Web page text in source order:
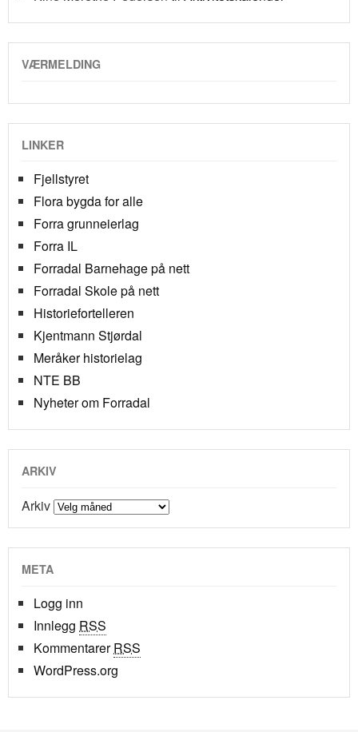
VÆRMELDING
LINKER
Fjellstyret
Flora bygda for alle
Forra grunneierlag
Forra IL
Forradal Barnehage på nett
Forradal Skole på nett
Historiefortelleren
Kjentmann Stjørdal
Meråker historielag
NTE BB
Nyheter om Forradal
ARKIV
Arkiv
META
Logg inn
Innlegg RSS
KommentarerRSS
WordPress.org